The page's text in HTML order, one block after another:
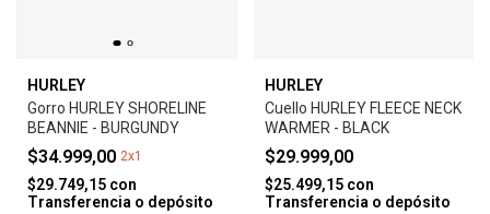
HURLEY
Gorro HURLEY SHORELINE
BEANNIE - BURGUNDY
$34.999,00 2x1
$29.749,15 con
Transferencia o depósito
HURLEY
Cuello HURLEY FLEECE NECK
WARMER - BLACK
$29.999,00
$25.499,15 con
Transferencia o depósito